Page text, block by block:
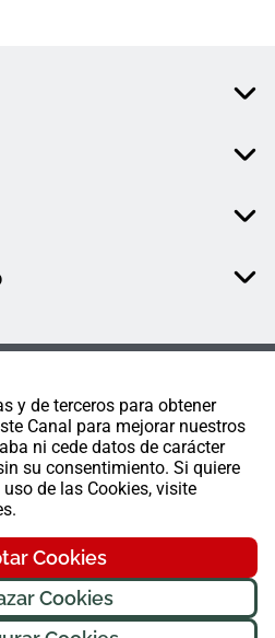
y de terceros para obtener
Canal para mejorar nuestros
ni cede datos de carácter
su consentimiento. Si quiere
de las Cookies, visite
Cookies
Cookies